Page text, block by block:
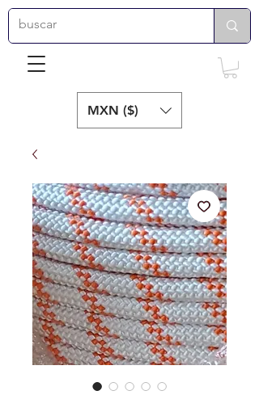
MXN ($)